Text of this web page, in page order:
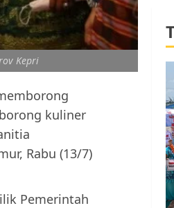
Kepri
kuliner
Rabu (13/7)
Pemerintah